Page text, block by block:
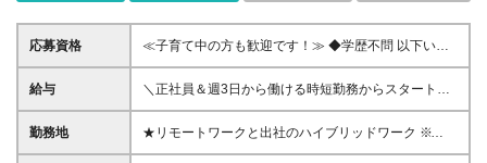
応募資格
≪子育て中の方も歓迎です！≫ ◆学歴不問 以下いず
れかに当てはまる方 ◆経理の実務経験（年数不
問！） ◆業務の一環として経理業務を担当していた
商簿記2級程度の知識を想定しています ※税理士法人/
会計事務所などでの実務経験がある方も大歓迎です！
給与
＼正社員＆週3日から働ける時短勤務からスタート！
／ ☆年間昇給率は平均7％・最大15％！ ☆1年後に
は・・・年収300万円の実績も！ ☆フルタイム勤務
勤務地
★リモートワークと出社のハイブリッドワーク ※月に
数日、お客様先へ出社いただきます（状況による）